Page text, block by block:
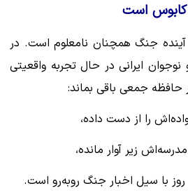
کابوس است
جنگ همچنان نامعلوم است. در
ایرانی در حال تجربه واقعیتی
جمعی باقی بماند:
را از دست داده،
زیر آوار مانده،
روز با سیل اخبار جنگ روبه‌رو است.